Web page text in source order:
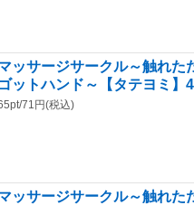
ッサージサークル～触れた
ゴットハンド～【タテヨミ】
71円(税込)
ッサージサークル～触れた